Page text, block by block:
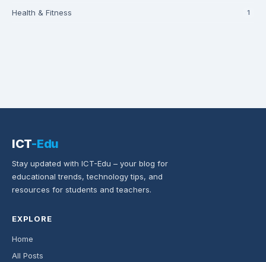
Health & Fitness 1
ICT-Edu
Stay updated with ICT-Edu – your blog for
educational trends, technology tips, and
resources for students and teachers.
EXPLORE
Home
All Posts